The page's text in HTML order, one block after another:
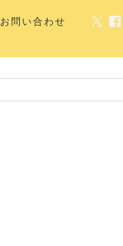
お問い合わせ